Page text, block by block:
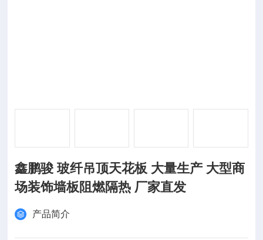
鑫鹏骏 玻纤吊顶天花板 大量生产 大型商
场装饰墙板阻燃隔热 厂家直发
产品简介